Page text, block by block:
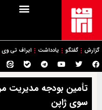
گزارش گفتگو یادداشت ایراف تی وی
تأمین بودجه مدیریت
سوی ژاپن